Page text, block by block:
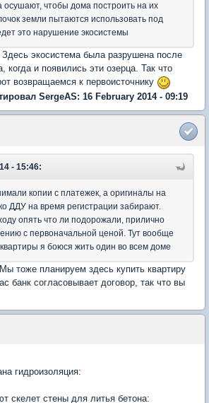
осушают, чтобы дома построить на их
земли пытаются использовать под
это нарушение экосистемы
Здесь экосистема была разрушена после
когда и появились эти озерца. Так что
возвращаемся к первоисточнику
SergeAS: 16 February 2014 - 09:19
- 15:46:
копии с платежек, а оригиналы на
ДДУ на время регистрации забирают.
опять что ли подорожали, прилично
с первоначальной ценой. Тут вообще
я боюся жить один во всем доме
тоже планируем здесь купить квартиру
банк согласовывает договор, так что вы
гидроизоляция:
скелет стены для литья бетона: